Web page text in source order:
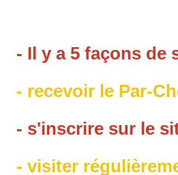
- Il y a 5 façons de
- recevoir le Par-
- s'inscrire sur le
- visiter